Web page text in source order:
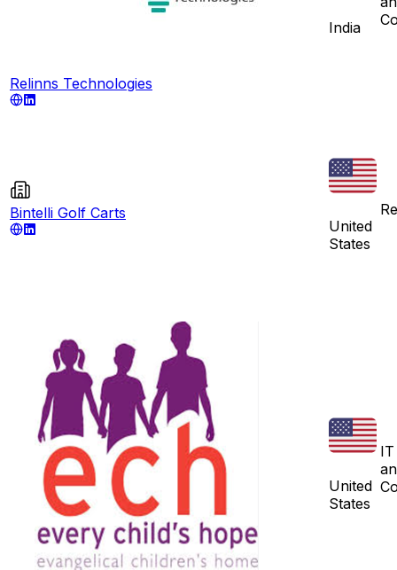
Relinns Technologies
India
Bintelli Golf Carts
United
States
United
States